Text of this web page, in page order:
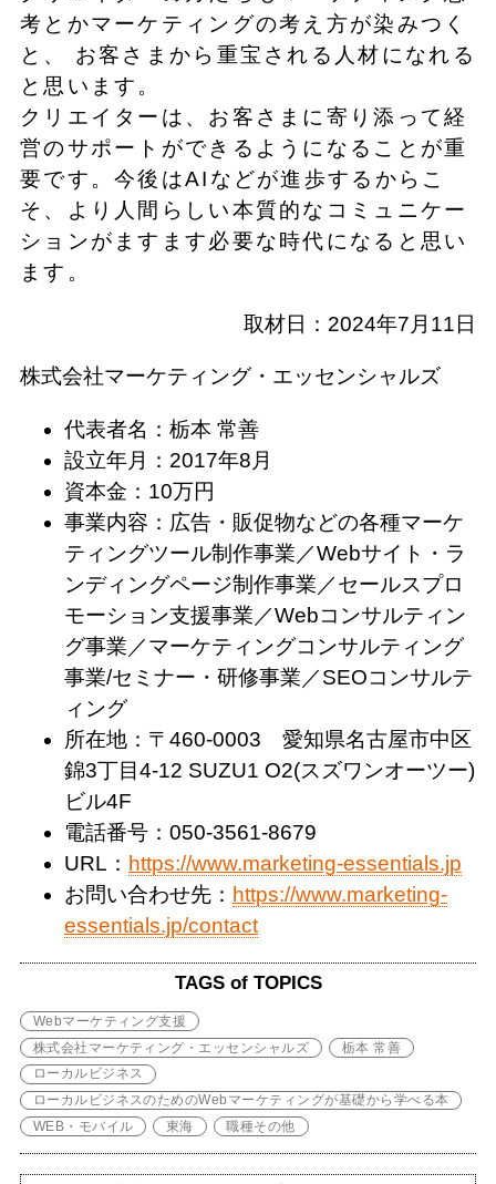
考とかマーケティングの考え方が染みつく
と、 お客さまから重宝される人材になれる
と思います。
クリエイターは、お客さまに寄り添って経
営のサポートができるようになることが重
要です。今後はAIなどが進歩するからこ
そ、より人間らしい本質的なコミュニケー
ションがますます必要な時代になると思い
ます。
取材日：2024年7月11日
株式会社マーケティング・エッセンシャルズ
代表者名：栃本 常善
設立年月：2017年8月
資本金：10万円
事業内容：広告・販促物などの各種マーケ
ティングツール制作事業／Webサイト・ラ
ンディングページ制作事業／セールスプロ
モーション支援事業／Webコンサルティン
グ事業／マーケティングコンサルティング
事業/セミナー・研修事業／SEOコンサルテ
ィング
所在地：〒460-0003 愛知県名古屋市中区
錦3丁目4-12 SUZU1 O2(スズワンオーツー)
ビル4F
電話番号：050-3561-8679
URL： https://www.marketing-essentials.jp
お問い合わせ先： https://www.marketing-
essentials.jp/contact
TAGS of TOPICS
Webマーケティング支援
株式会社マーケティング・エッセンシャルズ
栃本 常善
ローカルビジネス
ローカルビジネスのためのWebマーケティングが基礎から学べる本
WEB・モバイル
東海 職種その他